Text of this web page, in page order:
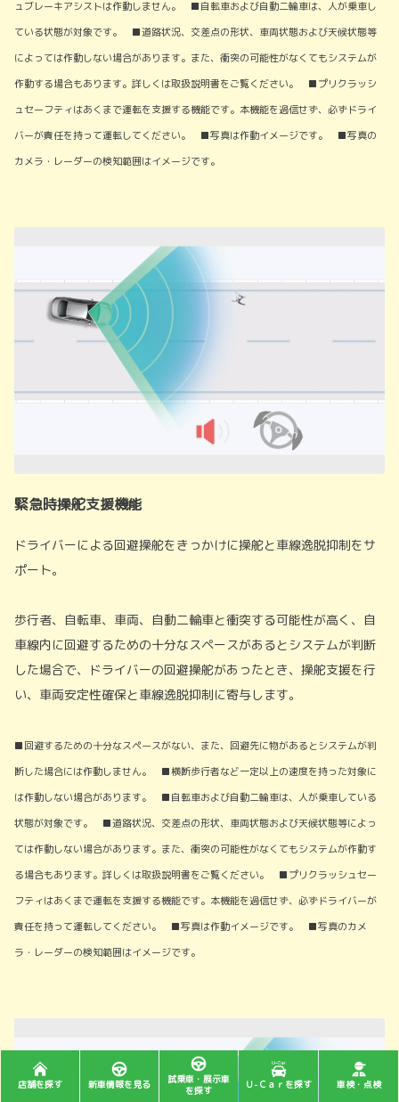
ュブレーキアシストは作動しません。 ■自転車および自動二輪車は、人が乗車し
ている状態が対象です。 ■道路状況、交差点の形状、車両状態および天候状態等
によっては作動しない場合があります。また、衝突の可能性がなくてもシステムが
作動する場合もあります。詳しくは取扱説明書をご覧ください。 ■プリクラッシ
ュセーフティはあくまで運転を支援する機能です。本機能を過信せず、必ずドライ
バーが責任を持って運転してください。 ■写真は作動イメージです。 ■写真の
カメラ・レーダーの検知範囲はイメージです。
緊急時操舵支援機能
ドライバーによる回避操舵をきっかけに操舵と車線逸脱抑制をサ
ポート。
歩行者、自転車、車両、自動二輪車と衝突する可能性が高く、自
車線内に回避するための十分なスペースがあるとシステムが判断
した場合で、ドライバーの回避操舵があったとき、操舵支援を行
い、車両安定性確保と車線逸脱抑制に寄与します。
■回避するための十分なスペースがない、また、回避先に物があるとシステムが判
断した場合には作動しません。 ■横断歩行者など一定以上の速度を持った対象に
は作動しない場合があります。 ■自転車および自動二輪車は、人が乗車している
状態が対象です。 ■道路状況、交差点の形状、車両状態および天候状態等によっ
ては作動しない場合があります。また、衝突の可能性がなくてもシステムが作動す
る場合もあります。詳しくは取扱説明書をご覧ください。 ■プリクラッシュセー
フティはあくまで運転を支援する機能です。本機能を過信せず、必ずドライバーが
責任を持って運転してください。 ■写真は作動イメージです。 ■写真のカメ
ラ・レーダーの検知範囲はイメージです。
店舗を探す 新車情報を見る
試乗車・展示車
を探す
Ｕ-Ｃａｒを探す 車検・点検